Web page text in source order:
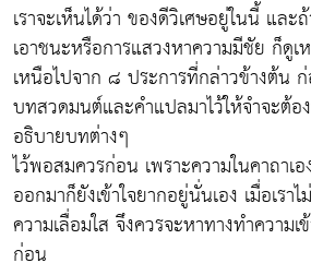
เราจะเห็นได้ว่า ของดีวิเศษอยู่ในนี้ และ
เอาชนะหรือการแสวงหาความมีชัย ก็ดูเ
เหนือไปจาก ๘ ประการที่กล่าวข้างต้น
บทสวดมนต์และคำแปลมาไว้ให้จำจะต้อ
อธิบายบทต่างๆ
ไว้พอสมควรก่อน เพราะความในคาถาเ
ออกมาก็ยังเข้าใจยากอยู่นั่นเอง เมื่อเราไ
ความเลื่อมใส จึงควรจะหาทางทำความเ
ก่อน